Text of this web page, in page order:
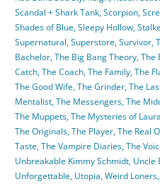
Scandal + Shark Tank,Scorpion,
Shades of Blue,Sleepy Hollow,
Supernatural,Superstore,Survivor,
Bachelor,The Big Bang Theory,The
Catch,The Coach,The Family,The
The Good Wife,The Grinder,The
Mentalist,The Messengers,The
The Muppets,The Mysteries of Laura
The Originals,The Player,The Real
Taste,The Vampire Diaries,The
Unbreakable Kimmy Schmidt, Uncle
Unforgettable, Utopia,Weird Loners,